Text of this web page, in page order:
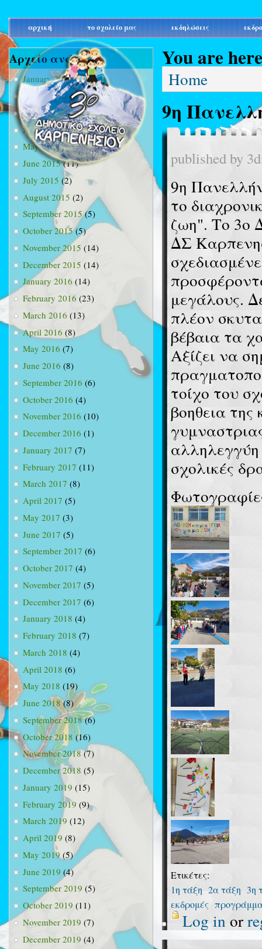
main_menu
αρχική το σχολείο μας εκδηλώσεις
Αρχείο ανά μήνα
January 2015(3)
February 2015(9)
March 2015(34)
April 2015(15)
May 2015(13)
June 2015(11)
July 2015 (2)
August 2015 (2)
September 2015(5)
October 2015(5)
November 2015 (14)
December 2015 (14)
January 2016 (14)
February 2016 (23)
March 2016 (13)
April 2016 (8)
May 2016 (7)
June 2016 (8)
September 2016 (6)
October 2016 (4)
November 2016 (10)
December 2016 (1)
January 2017 (7)
February 2017 (11)
March 2017 (8)
April 2017 (5)
May 2017 (3)
June 2017 (5)
September 2017 (6)
October 2017 (4)
November 2017 (5)
December 2017 (6)
January 2018 (4)
February 2018 (7)
March 2018 (4)
April 2018 (6)
May 2018 (19)
June 2018(8)
September 2018(6)
October 2018(16)
November 2018(7)
December 2018 (5)
January 2019 (15)
February 2019 (9)
March 2019 (12)
April 2019 (8)
May 2019(5)
June 2019 (4)
September 2019 (5)
October 2019 (11)
November 2019 (7)
December 2019 (4)
You are here
Home
9η
published by
9η
το
ζωη". Το 3ο
ΔΣ
μεγάλους.
πλέον
βέβαια τα
Αξίζει να
τοίχο του
βοηθεια
αλληλεγγύη
σχολικές
Ετικέτες:
1η τάξη 2α τάξη 3η
εκδρομές
Log in or